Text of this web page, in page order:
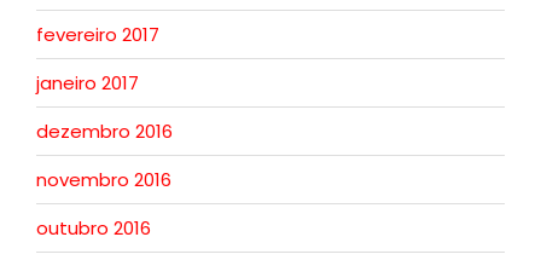
fevereiro 2017
janeiro 2017
dezembro 2016
novembro 2016
outubro 2016